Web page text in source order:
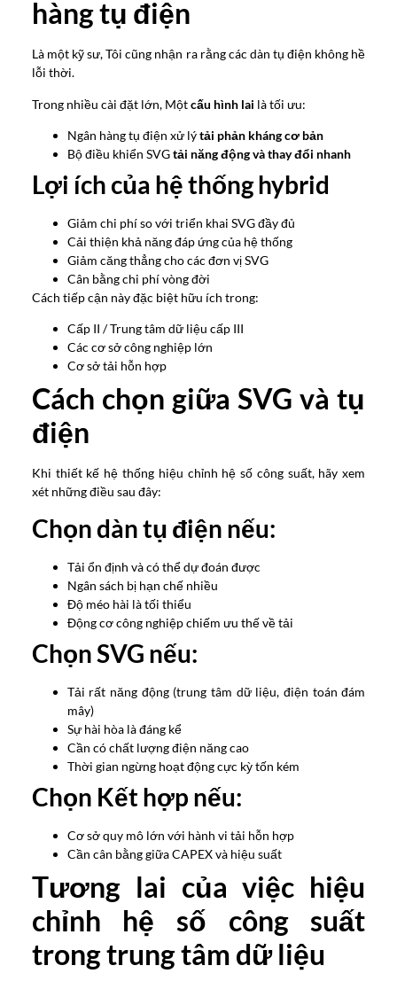
hàng tụ điện
Là một kỹ sư, Tôi cũng nhận ra rằng các dàn tụ điện không hề
lỗi thời.
Trong nhiều cài đặt lớn, Mộtcấu hình lai là tối ưu:
Ngân hàng tụ điện xử lýtải phản kháng cơ bản
Bộ điều khiển SVGtải năng động và thay đổi nhanh
Lợi ích của hệ thống hybrid
Giảm chi phí so với triển khai SVG đầy đủ
Cải thiện khả năng đáp ứng của hệ thống
Giảm căng thẳng cho các đơn vị SVG
Cân bằng chi phí vòng đời
Cách tiếp cận này đặc biệt hữu ích trong:
Cấp II / Trung tâm dữ liệu cấp III
Các cơ sở công nghiệp lớn
Cơ sở tải hỗn hợp
Cách chọn giữa SVG và tụ
điện
Khi thiết kế hệ thống hiệu chỉnh hệ số công suất, hãy xem
xét những điều sau đây:
Chọn dàn tụ điện nếu:
Tải ổn định và có thể dự đoán được
Ngân sách bị hạn chế nhiều
Độ méo hài là tối thiểu
Động cơ công nghiệp chiếm ưu thế về tải
Chọn SVG nếu:
Tải rất năng động (trung tâm dữ liệu, điện toán đám
mây)
Sự hài hòa là đáng kể
Cần có chất lượng điện năng cao
Thời gian ngừng hoạt động cực kỳ tốn kém
Chọn Kết hợp nếu:
Cơ sở quy mô lớn với hành vi tải hỗn hợp
Cần cân bằng giữa CAPEX và hiệu suất
Tương lai của việc hiệu
chỉnh hệ số công suất
trong trung tâm dữ liệu